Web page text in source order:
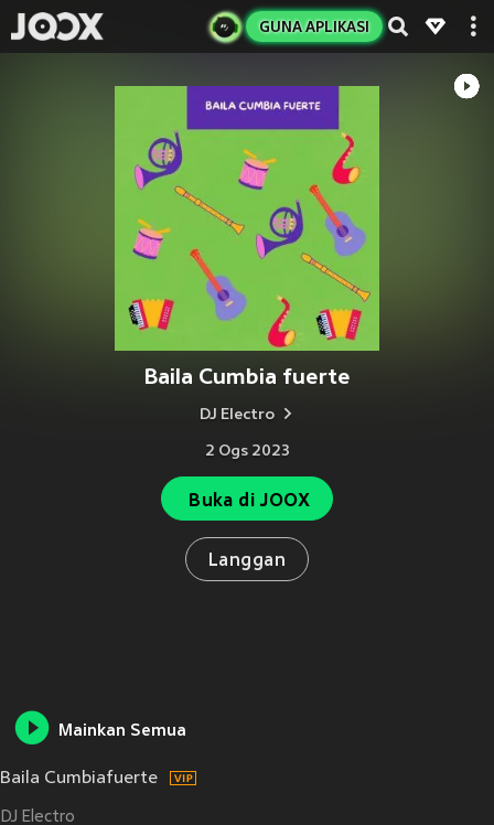
GUNA APLIKASI
Baila Cumbia fuerte
DJ Electro
2 Ogs 2023
Buka di JOOX
Langgan
Mainkan Semua
Baila Cumbiafuerte
DJ Electro